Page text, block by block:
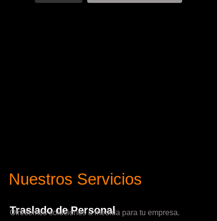
Nuestros Servicios
Traslado de Personal
Ofrecemos soluciones a medida para tu empresa.